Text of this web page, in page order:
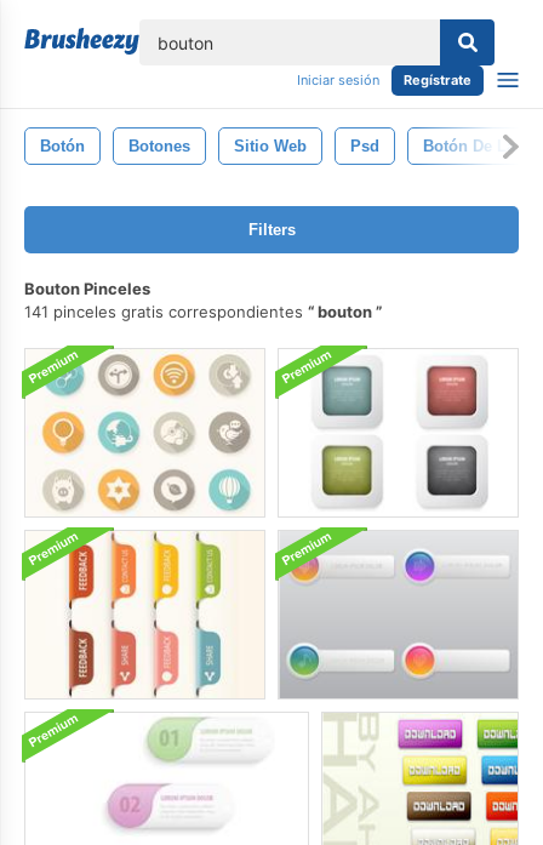
Iniciar sesión Regístrate
Botón Botones Sitio Web Psd Botón De La
Filters
Bouton Pinceles
141 pinceles gratis correspondientes
bouton